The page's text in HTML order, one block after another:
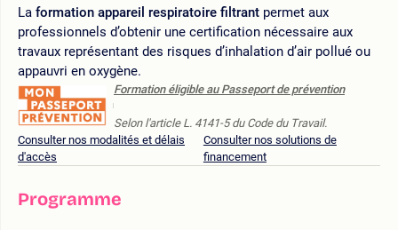
La formation appareil respiratoire filtrant permet aux
professionnels d’obtenir une certification nécessaire aux
travaux représentant des risques d’inhalation d’air pollué ou
appauvri en oxygène.
Formation éligible au Passeport de prévention
Selon l'article L. 4141-5 du Code du Travail.
Consulter nos modalités et délais
d'accès
Consulter nos solutions de
financement
Programme